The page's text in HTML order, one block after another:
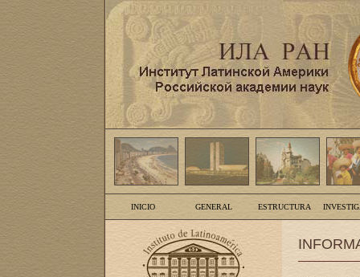
INICIO GENERAL ESTRUCTURA